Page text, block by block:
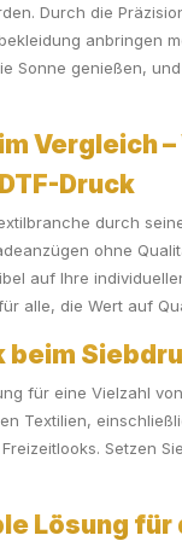
Durch die
Sonne genießen,
Vergleich
Druck
durch
ohne
auf Ihre
alle, die Wert auf
für eine Vielzahl
Textilien,
Setzen
Lösung